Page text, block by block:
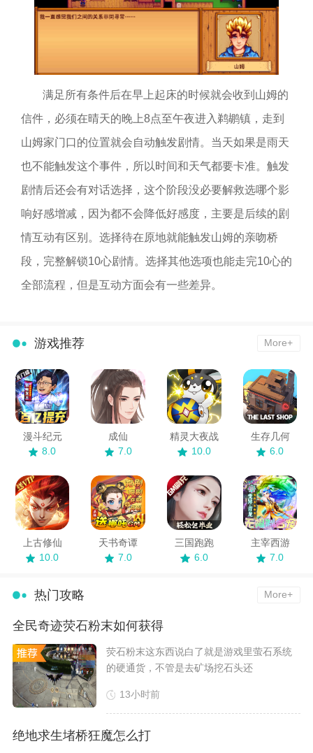
满足所有条件后在早上起床的时候就会收到山姆的
信件，必须在晴天的晚上8点至午夜进入鹈鹕镇，走到
山姆家门口的位置就会自动触发剧情。当天如果是雨天
也不能触发这个事件，所以时间和天气都要卡准。触发
剧情后还会有对话选择，这个阶段没必要解救选哪个影
响好感增减，因为都不会降低好感度，主要是后续的剧
情互动有区别。选择待在原地就能触发山姆的亲吻桥
段，完整解锁10心剧情。选择其他选项也能走完10心的
全部流程，但是互动方面会有一些差异。
游戏推荐 More+
漫斗纪元
8.0
成仙
7.0
精灵大夜战
10.0
生存几何
6.0
上古修仙
10.0
天书奇谭
7.0
三国跑跑
6.0
主宰西游
7.0
热门攻略 More+
全民奇迹荧石粉末如何获得
​荧石粉末这东西说白了就是游戏里萤石系统
的硬通货，不管是去矿场挖石头还
13小时前
绝地求生堵桥狂魔怎么打